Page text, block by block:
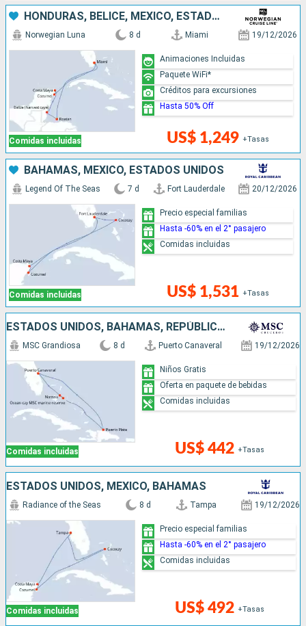
HONDURAS, BELICE, MÉXICO, ESTADOS UNIDOS
Comidas incluidas
Norwegian Luna 8 d Miami 19/12/2026
US$ 1,249 +Tasas
Animaciones Incluidas
Paquete WiFi*
Créditos para excursiones
Hasta 50% Off
BAHAMAS, MÉXICO, ESTADOS UNIDOS
Comidas incluidas
Legend Of The Seas 7 d Fort Lauderdale 20/12/2026
US$ 1,531 +Tasas
Precio especial familias
Hasta -60% en el 2° pasajero
Comidas incluidas
ESTADOS UNIDOS, BAHAMAS, REPÚBLICA DOMINICANA
Comidas incluidas
MSC Grandiosa 8 d Puerto Canaveral 19/12/2026
US$ 442 +Tasas
Niños Gratis
Oferta en paquete de bebidas
Comidas incluidas
ESTADOS UNIDOS, MÉXICO, BAHAMAS
Comidas incluidas
Radiance of the Seas 8 d Tampa 19/12/2026
US$ 492 +Tasas
Precio especial familias
Hasta -60% en el 2° pasajero
Comidas incluidas